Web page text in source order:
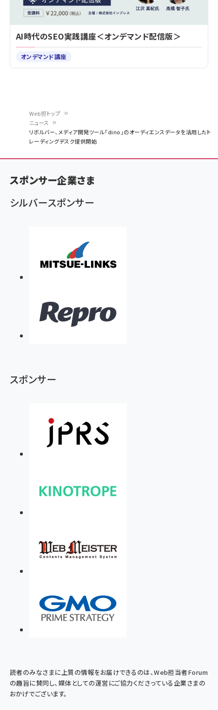
く
ず
Web担トップ
ニュース
リボルバー、メディア開発ツール「dino」のオーディエンスデータを活用したト
レーディングデスク提供開始
AI時代のSEO実践講座＜オンデマンド配信版＞
オンデマンド講座
スポンサー企業さま
シルバースポンサー
スポンサー
読者のみなさまに上質の情報をお届けできるのは、Web担当者Forum
の趣旨に賛同し、媒体としての運営にご協力くださっている企業さまの
おかげでございます。